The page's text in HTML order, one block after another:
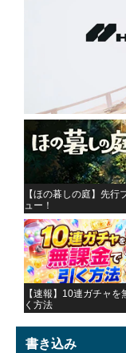
【ほの暮しの庭】先行
ュー！
【速報】10連ガチャを
く方法
書き込み